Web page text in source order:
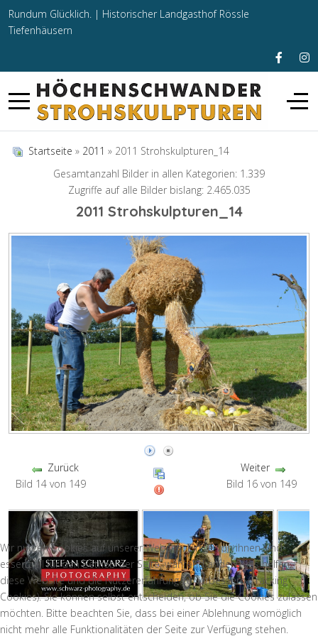
Rundum Glücklich. | Historischer Landgasthof Rössle
Tiefenhäusern
Startseite » 2011 » 2011 Strohskulpturen_14
Gesamtanzahl Bilder in allen Kategorien: 1.339
Zugriffe auf alle Bilder bislang: 2.465.035
2011 Strohskulpturen_14
Zurück
Bild 14 von 149
Weiter
Bild 16 von 149
Wir nutzen Cookies auf unserer Website. Einige von ihnen sind
essenziell für den Betrieb der Seite, während andere uns helfen,
diese Website und die Nutzererfahrung zu verbessern (Tracking
Cookies). Sie können selbst entscheiden, ob Sie die Cookies zulassen
möchten. Bitte beachten Sie, dass bei einer Ablehnung womöglich
nicht mehr alle Funktionalitäten der Seite zur Verfügung stehen.